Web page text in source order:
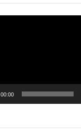
00:00